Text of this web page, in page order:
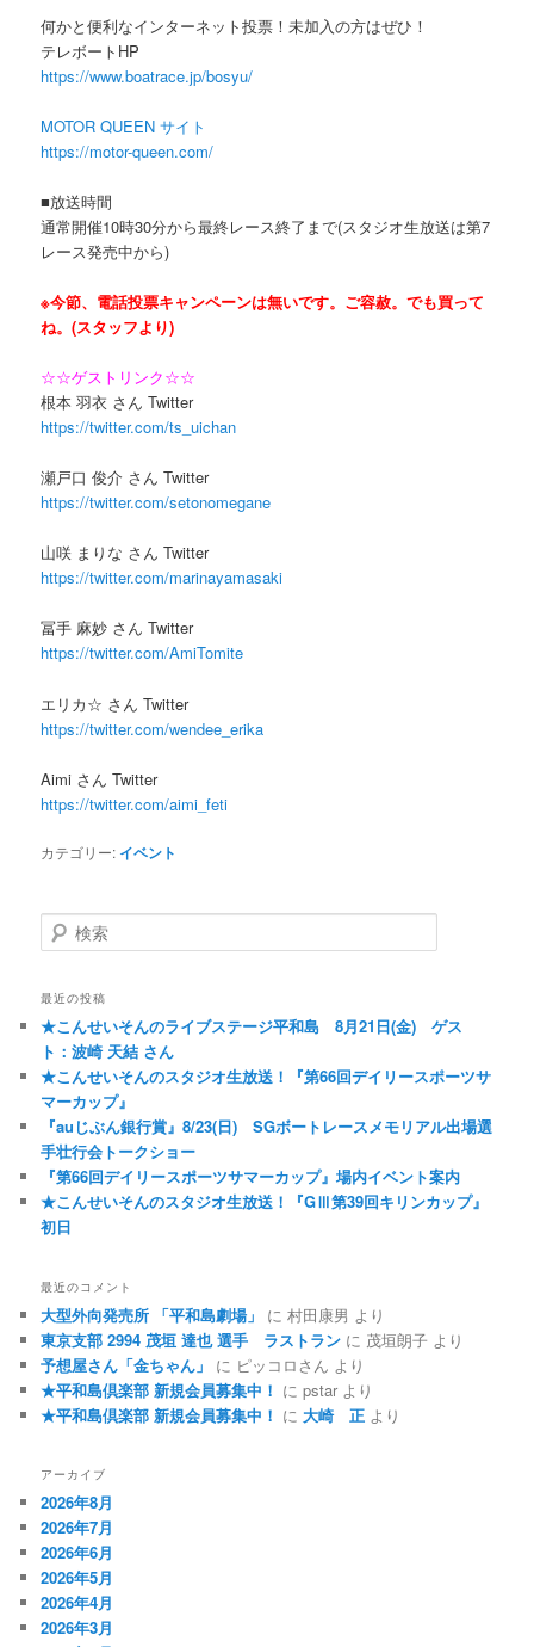
何かと便利なインターネット投票！未加入の方はぜひ！
テレボートHP
https://www.boatrace.jp/bosyu/
MOTOR QUEEN サイト
https://motor-queen.com/
■放送時間
通常開催10時30分から最終レース終了まで(スタジオ生放送は第7
レース発売中から)
※今節、電話投票キャンペーンは無いです。ご容赦。でも買って
ね。(スタッフより)
☆☆ゲストリンク☆☆
根本 羽衣 さん Twitter
https://twitter.com/ts_uichan
瀬戸口 俊介 さん Twitter
https://twitter.com/setonomegane
山咲 まりな さん Twitter
https://twitter.com/marinayamasaki
冨手 麻妙 さん Twitter
https://twitter.com/AmiTomite
エリカ☆ さん Twitter
https://twitter.com/wendee_erika
Aimi さん Twitter
https://twitter.com/aimi_feti
カテゴリー: イベント
検索
最近の投稿
★こんせいそんのライブステージ平和島 8月21日(金) ゲス
ト：波崎 天結 さん
★こんせいそんのスタジオ生放送！『第66回デイリースポーツサ
マーカップ』
『auじぶん銀行賞』8/23(日) SGボートレースメモリアル出場選
手壮行会トークショー
『第66回デイリースポーツサマーカップ』場内イベント案内
★こんせいそんのスタジオ生放送！『GⅢ第39回キリンカップ』
初日
最近のコメント
大型外向発売所 「平和島劇場」 に村田康男 より
東京支部 2994 茂垣 達也 選手 ラストラン に 茂垣朗子 より
予想屋さん「金ちゃん」
に ピッコロさん より
★平和島倶楽部 新規会員募集中！ にpstar より
★平和島倶楽部 新規会員募集中！ に大崎 正 より
アーカイブ
2026年8月
2026年7月
2026年6月
2026年5月
2026年4月
2026年3月